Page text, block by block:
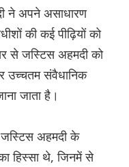
ने अपने असाधारण
की कई पीढ़ियों को
से जस्टिस अहमदी को
उच्चतम संवैधानिक
जाता है।
जस्टिस अहमदी के
हिस्सा थे, जिनमें से